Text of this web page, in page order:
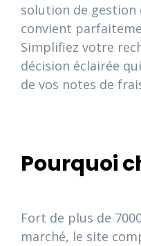
solution de gestion
convient
Simplifiez votre
décision éclairée
de vos notes de
Pourquoi
Fort de plus de
marché, le site